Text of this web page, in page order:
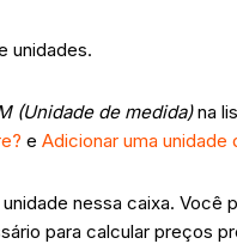
unidades.
(Unidade de medida)na
eAdicionar uma
nessa caixa.
para calcular preços